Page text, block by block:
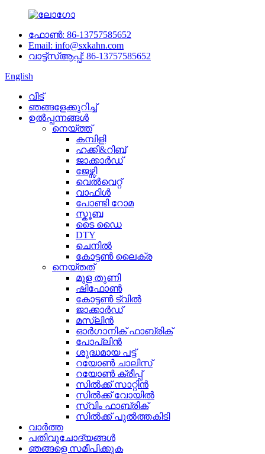
ഫോൺ: 86-13757585652
Email: info@sxkahn.com
വാട്ട്‌സ്ആപ്പ്: 86-13757585652
English
വീട്
ഞങ്ങളേക്കുറിച്ച്
ഉൽപ്പന്നങ്ങൾ
നെയ്ത്ത്
കമ്പിളി
ഹക്കി&റിബ്
ജാക്കാർഡ്
ജേഴ്സി
വെൽവെറ്റ്
വാഫിൾ
പോണ്ടി റോമ
സ്കൂബ
ടൈ ഡൈ
DTY
ചെനിൽ
കോട്ടൺ ലൈക്ര
നെയ്തത്
മുള തുണി
ഷിഫോൺ
കോട്ടൺ ട്വിൽ
ജാക്കാർഡ്
മസ്ലിൻ
ഓർഗാനിക് ഫാബ്രിക്
പോപ്ലിൻ
ശുദ്ധമായ പട്ട്
റയോൺ ചാലിസ്
റയോൺ ക്രീപ്പ്
സിൽക്ക് സാറ്റിൻ
സിൽക്ക് വോയിൽ
സ്വിം ഫാബ്രിക്
സിൽക്ക് പുൽത്തകിടി
വാർത്ത
പതിവുചോദ്യങ്ങൾ
ഞങ്ങളെ സമീപിക്കുക